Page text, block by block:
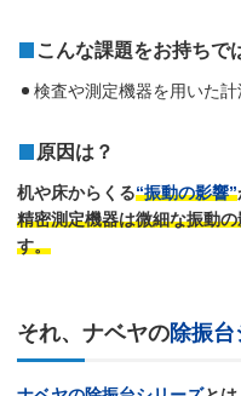
こんな課題をお持ちで
検査や測定機器を用いた
原因は？
机や床からくる“振動の影響”
精密測定機器は微細な振動
す。
それ、ナベヤの除振